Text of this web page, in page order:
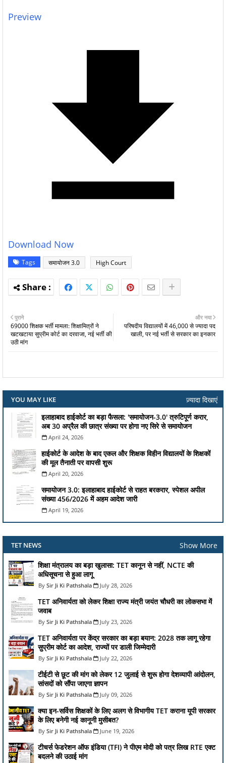
Preview
Download Now
Tags समायोजन 3.0 High Court
और नया
परिषदीय विद्यालयों में 46,000 से ज्यादा पद
खाली, पर नई भर्ती से सरकार का इनकार
पुराने
69000 शिक्षक भर्ती मामला: शिक्षामित्रों ने
खटखटाया सुप्रीम कोर्ट का दरवाजा, नई भर्ती की
उठी मांग
YOU MAY LIKE
ज़्यादा दिखाएं
इलाहाबाद हाईकोर्ट का बड़ा फैसला: 'समायोजन-3.0' त्रुटिपूर्ण करार,
अब 30 अप्रैल की छात्र संख्या पर होगा नए सिरे से समायोजन
April 24, 2026
हाईकोर्ट के आदेश के बाद एकल और शिक्षक विहीन विद्यालयों के शिक्षकों
की मूल तैनाती पर वापसी शुरू
April 20, 2026
समायोजन 3.0: इलाहाबाद हाईकोर्ट से राहत बरकरार, स्पेशल अपील
संख्या 456/2026 में अहम आदेश जारी
April 19, 2026
TET NEWS Show More
शिक्षा मंत्रालय का बड़ा खुलासा: TET कानून से नहीं, NCTE की
अधिसूचना से हुआ लागू
Sir Ji Ki Pathshala July 28, 2026
TET अनिवार्यता को लेकर शिक्षा राज्य मंत्री जयंत चौधरी का लोकसभा में
जवाब
Sir Ji Ki Pathshala July 23, 2026
TET अनिवार्यता पर केंद्र सरकार का बड़ा बयान: 2028 तक लागू रहेगा
सुप्रीम कोर्ट का आदेश, राज्यों पर डाली जिम्मेदारी
Sir Ji Ki Pathshala July 22, 2026
टीईटी से छूट की मांग को लेकर 12 जुलाई से शुरू होगा देशव्यापी आंदोलन,
सांसदों को सौंपा जाएगा ज्ञापन
Sir Ji Ki Pathshala July 09, 2026
क्या इन-सर्विस शिक्षकों के लिए अलग से विभागीय TET कराना यूपी सरकार
के लिए बनेगी नई कानूनी मुसीबत?
Sir Ji Ki Pathshala June 19, 2026
टीचर्स फेडरेशन ऑफ इंडिया (TFI) ने पीएम मोदी को पत्र लिख RTE एक्ट
बदलने की उठाई मांग